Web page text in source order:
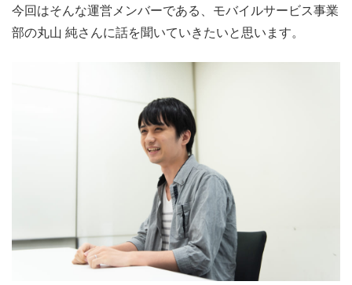
今回はそんな運営メンバーである、モバイルサービス事業
部の丸山 純さんに話を聞いていきたいと思います。